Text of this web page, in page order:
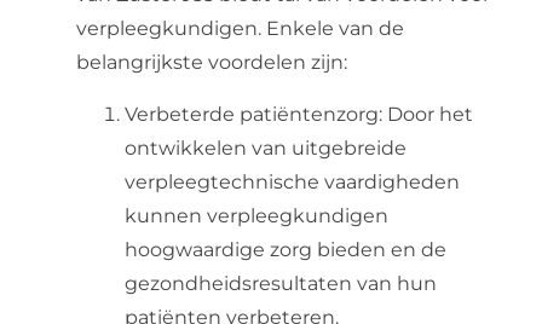
verpleegkundigen. Enkele van de
belangrijkste voordelen zijn:
Verbeterde patiëntenzorg: Door het
ontwikkelen van uitgebreide
verpleegtechnische vaardigheden
kunnen verpleegkundigen
hoogwaardige zorg bieden en de
gezondheidsresultaten van hun
patiënten verbeteren.